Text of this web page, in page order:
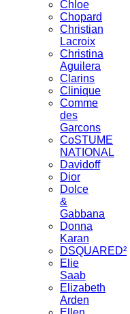
Chloe
Chopard
Christian
Lacroix
Christina
Aguilera
Clarins
Clinique
Comme
des
Garcons
CoSTUME
NATIONAL
Davidoff
Dior
Dolce
&
Gabbana
Donna
Karan
DSQUARED²
Elie
Saab
Elizabeth
Arden